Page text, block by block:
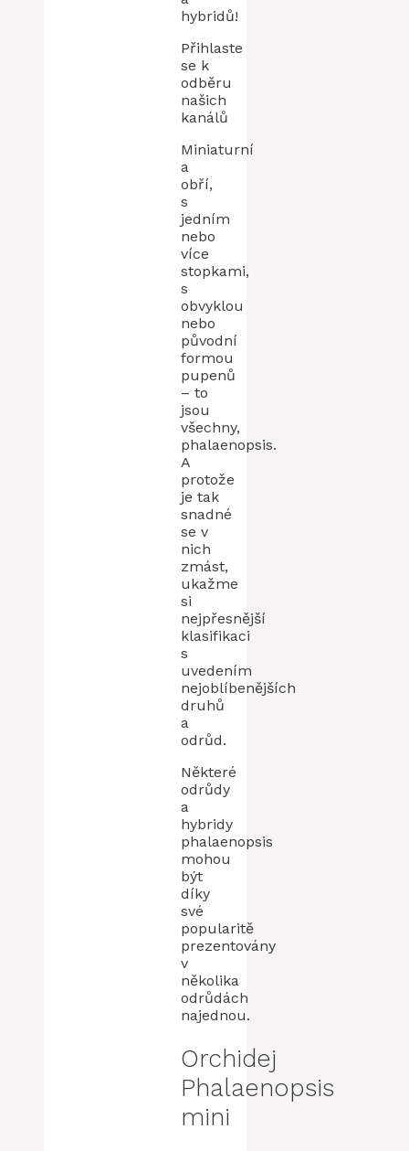
hybridů!
Přihlaste
se k
odběru
našich
kanálů
Miniaturní
a
obří,
s
jedním
nebo
více
stopkami,
s
obvyklou
nebo
původní
formou
pupenů
– to
jsou
všechny,
phalaenopsis.
A
protože
je tak
snadné
se v
nich
zmást,
ukažme
si
nejpřesnější
klasifikaci
s
uvedením
nejoblíbenějších
druhů
a
odrůd.
Některé
odrůdy
a
hybridy
phalaenopsis
mohou
být
díky
své
popularitě
prezentovány
v
několika
odrůdách
najednou.
Orchidej
Phalaenopsis
mini